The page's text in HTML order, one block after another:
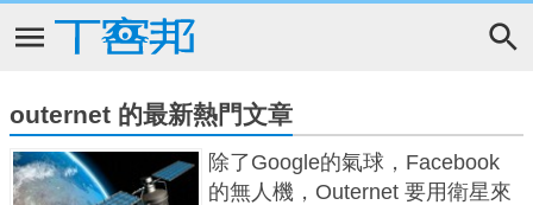
outernet 的最新熱門文章
除了Google的氣球，Facebook
的無人機，Outernet 要用衛星來